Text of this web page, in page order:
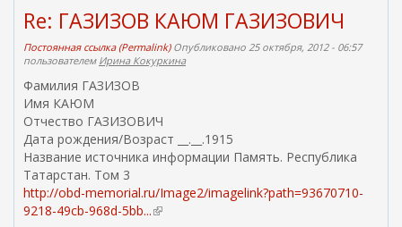
Re: ГАЗИЗОВ КАЮМ ГАЗИЗОВИЧ
Постоянная ссылка (Permalink)Опубликовано 25 октября, 2012 - 06:57
пользователем Ирина Кокуркина
Фамилия ГАЗИЗОВ
Имя КАЮМ
Отчество ГАЗИЗОВИЧ
Дата рождения/Возраст __.__.1915
Название источника информации Память. Республика
Татарстан. Том 3
http://obd-memorial.ru/Image2/imagelink?path=93670710-
9218-49cb-968d-5bb...(